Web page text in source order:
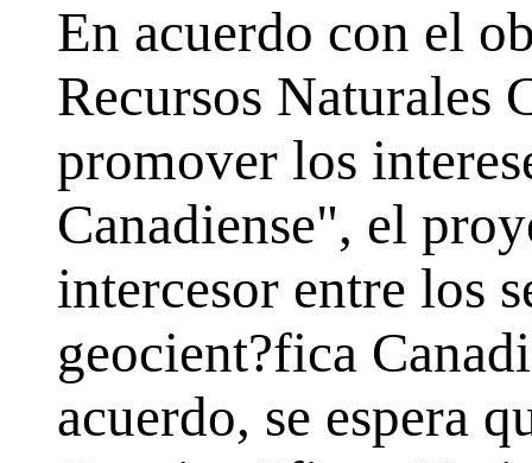
En acuerdo con el
Recursos Naturales
promover los
Canadiense", el
intercesor entre los
geocient?fica
acuerdo, se espera